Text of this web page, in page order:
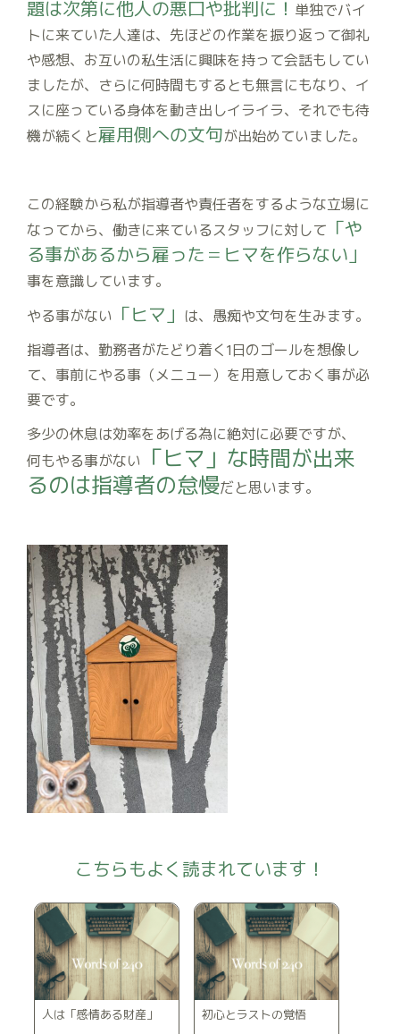
題は次第に他人の悪口や批判に！ 単独でバイ
トに来ていた人達は、先ほどの作業を振り返って御礼
や感想、お互いの私生活に興味を持って会話もしてい
ましたが、さらに何時間もするとも無言にもなり、イ
スに座っている身体を動き出しイライラ、それでも待
機が続くと雇用側への文句が出始めていました。
この経験から私が指導者や責任者をするような立場に
なってから、働きに来ているスタッフに対して 「や
る事があるから雇った＝ヒマを作らない」
事を意識しています。
やる事がない 「ヒマ」 は、愚痴や文句を生みます。
指導者は、勤務者がたどり着く1日のゴールを想像し
て、事前にやる事（メニュー）を用意しておく事が必
要です。
多少の休息は効率をあげる為に絶対に必要ですが、
何もやる事がない 「ヒマ」な時間が出来
るのは指導者の怠慢だと思います。
こちらもよく読まれています！
人は「感情ある財産」 初心とラストの覚悟